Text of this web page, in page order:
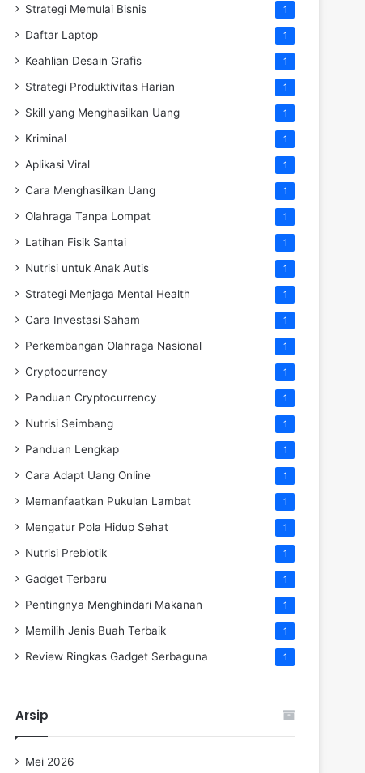
Strategi Memulai Bisnis 1
Daftar Laptop 1
Keahlian Desain Grafis 1
Strategi Produktivitas Harian 1
Skill yang Menghasilkan Uang 1
Kriminal 1
Aplikasi Viral 1
Cara Menghasilkan Uang 1
Olahraga Tanpa Lompat 1
Latihan Fisik Santai 1
Nutrisi untuk Anak Autis 1
Strategi Menjaga Mental Health 1
Cara Investasi Saham 1
Perkembangan Olahraga Nasional 1
Cryptocurrency 1
Panduan Cryptocurrency 1
Nutrisi Seimbang 1
Panduan Lengkap 1
Cara Adapt Uang Online 1
Memanfaatkan Pukulan Lambat 1
Mengatur Pola Hidup Sehat 1
Nutrisi Prebiotik 1
Gadget Terbaru 1
Pentingnya Menghindari Makanan 1
Memilih Jenis Buah Terbaik 1
Review Ringkas Gadget Serbaguna 1
Arsip
Mei 2026